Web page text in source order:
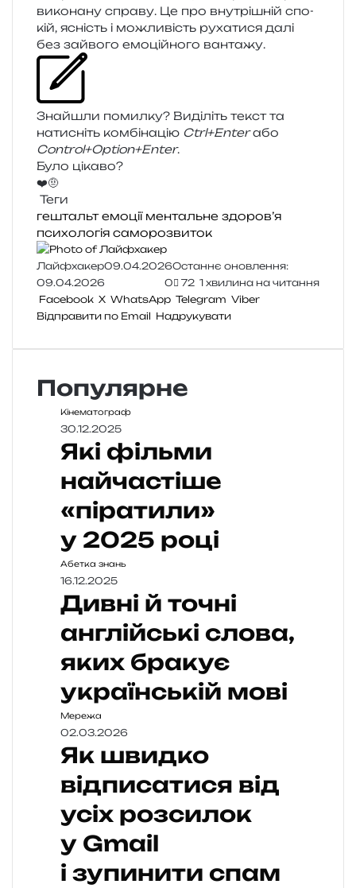
вико­на­ну спра­ву. Це про вну­трі­шній спо­
кій, ясність і можли­вість руха­ти­ся далі
без зай­во­го емо­цій­но­го вантажу.
Знайшли помил­ку? Виділіть текст та
нати­сніть ком­бі­на­цію Ctrl+Enterабо
Control+Option+Enter.
Було цікаво?
❤️🤨
Теги
гештальт емоції ментальне здоров’я
психологія саморозвиток
Лайфхакер09.04.2026Останнє оновлення:
09.04.2026
0 72 1 хвилина на читання
Facebook X WhatsApp Telegram Viber
Відправити по Email Надрукувати
Популярне
Кінематограф
30.12.2025
Які фільми
найчастіше
«піратили»
у 2025 році
Абетка знань
16.12.2025
Дивні й точні
англійські слова,
яких бракує
українській мові
Мережа
02.03.2026
Як швидко
відписатися від
усіх розсилок
у Gmail
і зупинити спам